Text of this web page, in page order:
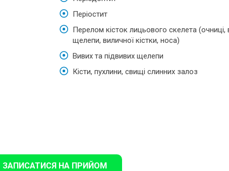
Періостит
Перелом кісток лицьового скелета (очниці,
щелепи, виличної кістки, носа)
Вивих та підвивих щелепи
Кісти, пухлини, свищі слинних залоз
ЗАПИСАТИСЯ НА ПРИЙОМ